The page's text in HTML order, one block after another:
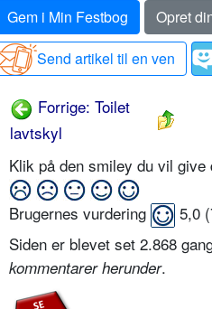
Gem i Min Festbog
Opret
Send artikel til en ven
Forrige: Toilet
lavtskyl
Klik på den smiley du vil give
Brugernes vurdering 5,0 (
Siden er blevet set 2.868
kommentarer herunder.